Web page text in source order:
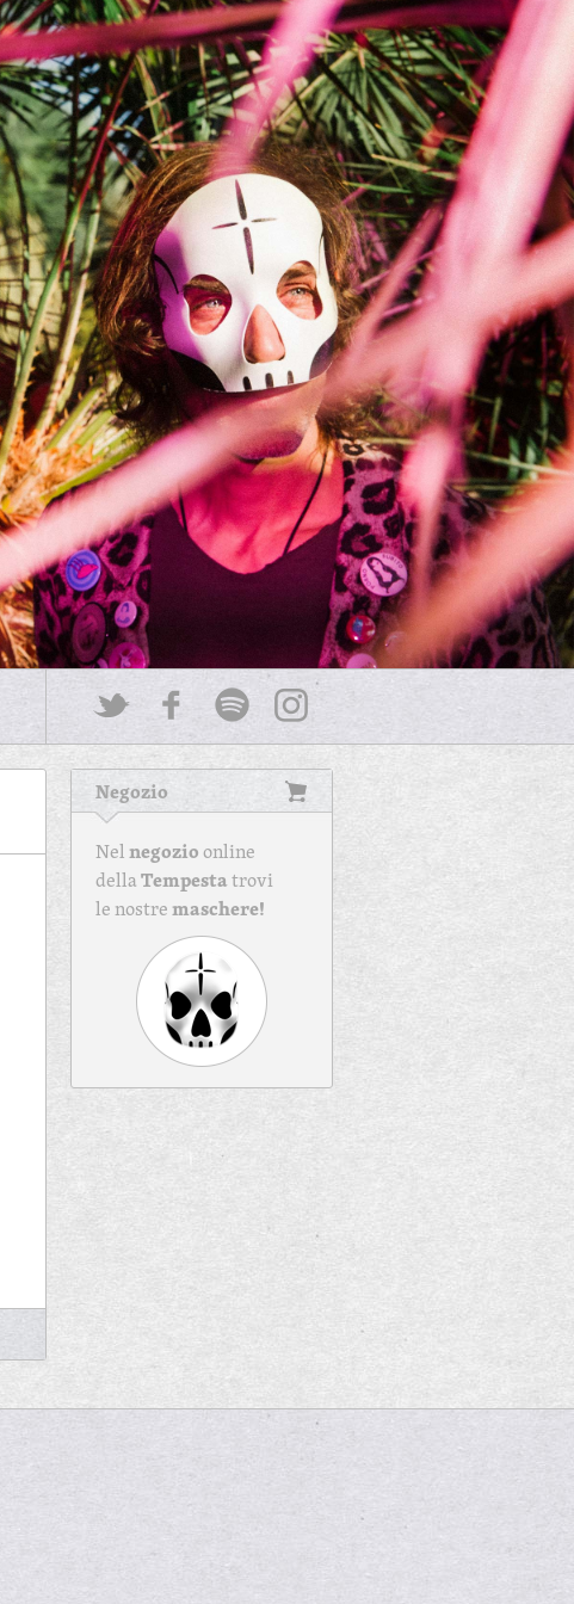
Negozio
Nelnegozioonline
dellaTempestatrovi
le nostremaschere!